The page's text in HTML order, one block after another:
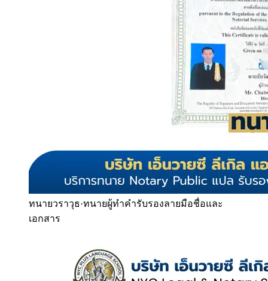
ทนายวราวุธ·ทนายผู้ทำคำรับรองลายมือชื่อและ
เอกสาร